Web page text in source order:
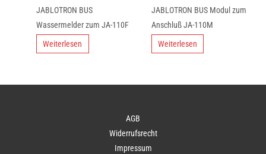
JABLOTRON BUS
Wassermelder zum JA-110F
Weiterlesen
JABLOTRON BUS Modul zum
Anschluß JA-110M
Weiterlesen
AGB
Widerrufsrecht
Impressum